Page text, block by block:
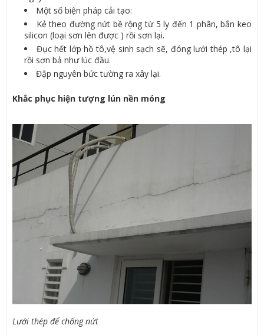
Một số biện pháp cải tạo:
Kẻ theo đường nứt bề rộng từ 5 ly đến 1 phân, bắn keo
silicon (loại sơn lên được ) rồi sơn lại.
Đục hết lớp hồ tô,vệ sinh sạch sẽ, đóng lưới thép ,tô lại
rồi sơn bả như lúc đầu.
Đập nguyên bức tường ra xây lại.
Khắc phục hiện tượng lún nền móng
Lưới thép để chống nứt